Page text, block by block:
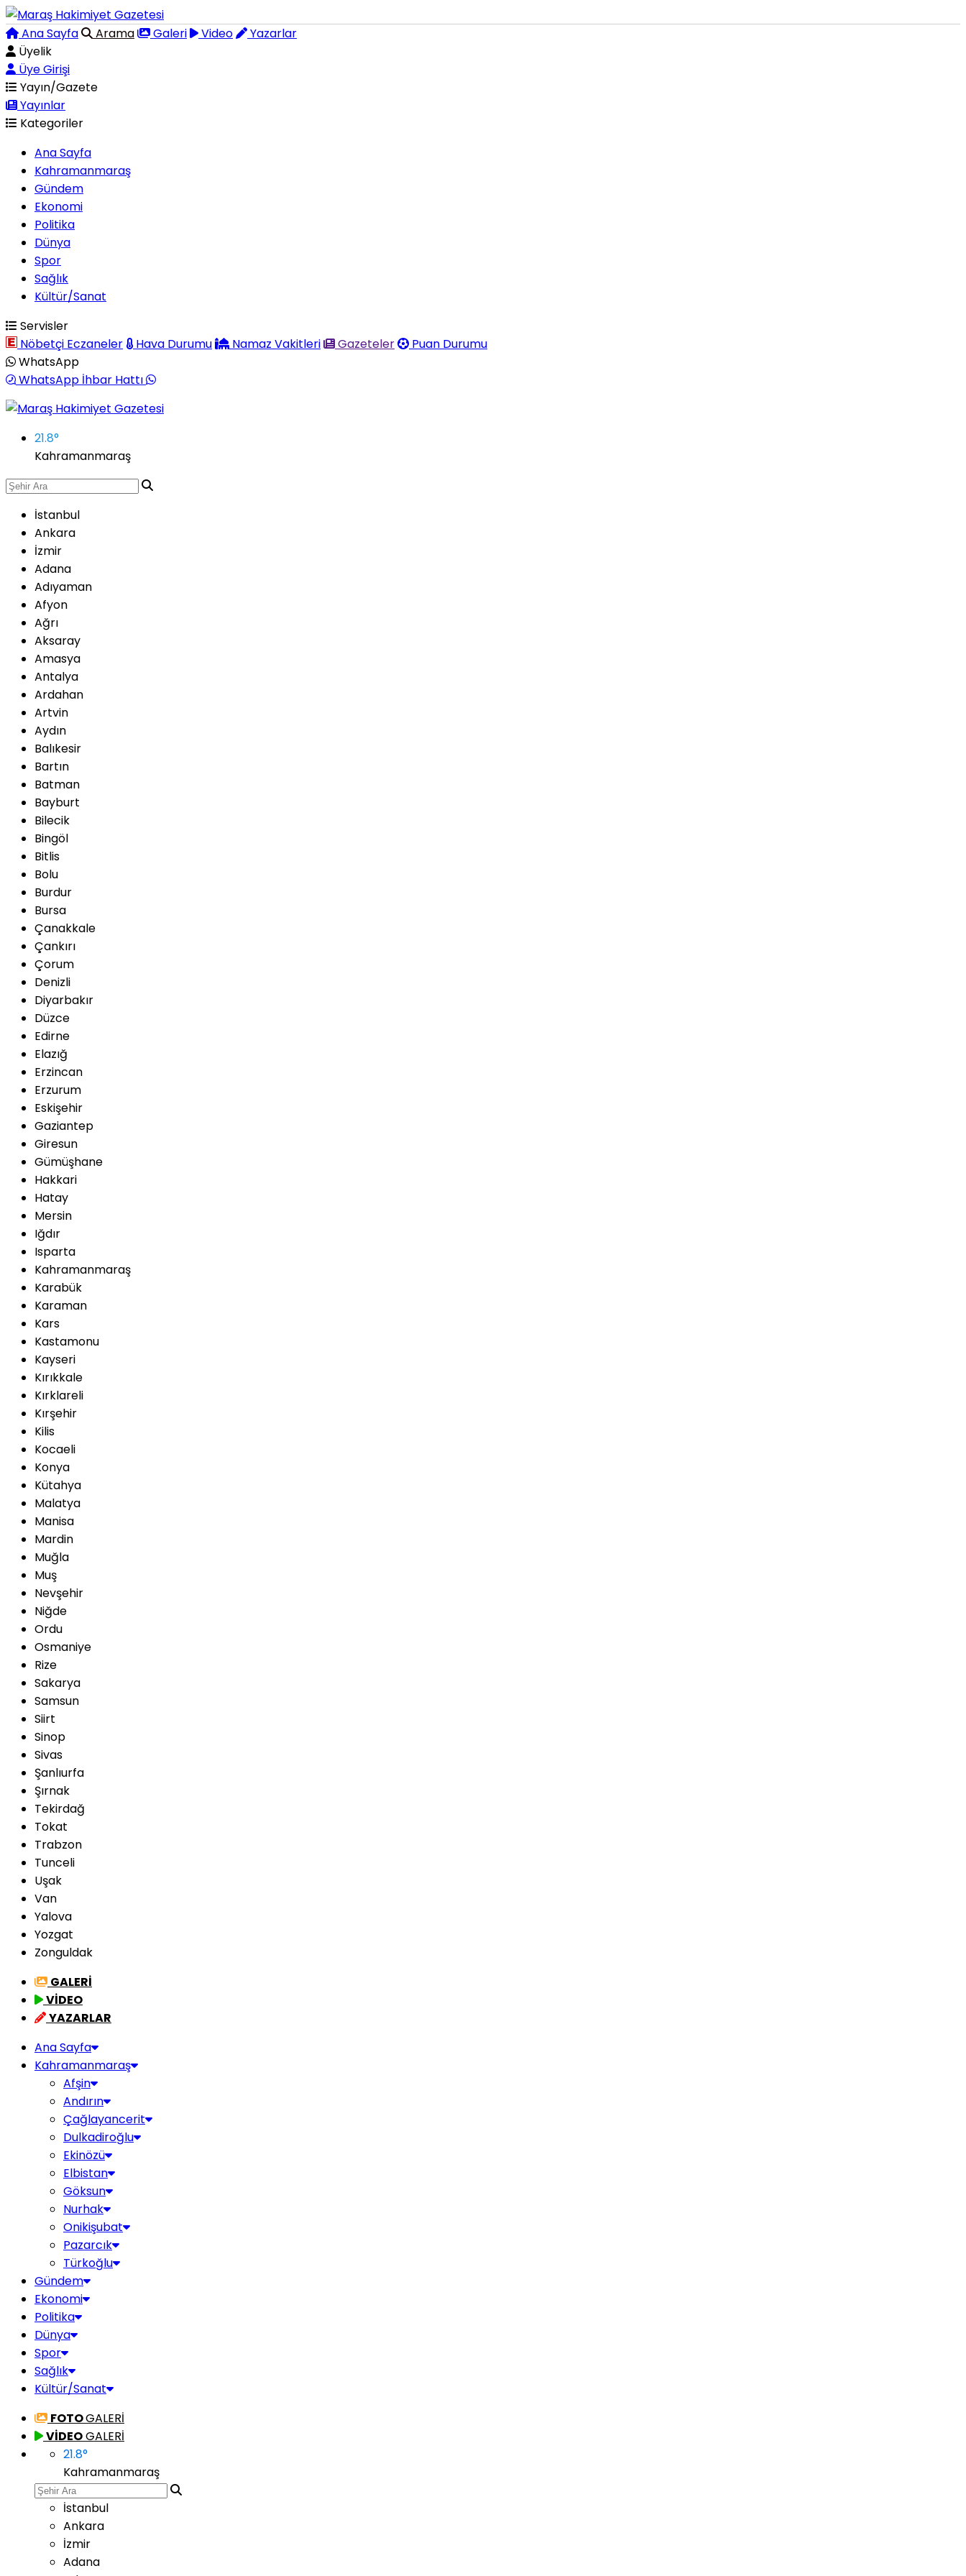
Ana Sayfa Arama Galeri Video
Yazarlar
Üyelik
Üye Girişi
Yayın/Gazete
Yayınlar
Kategoriler
Ana Sayfa
Kahramanmaraş
Gündem
Ekonomi
Politika
Dünya
Spor
Sağlık
Kültür/Sanat
Servisler
Nöbetçi Eczaneler
Hava Durumu Namaz Vakitleri Gazeteler
Puan Durumu
WhatsApp
WhatsApp İhbar Hattı
21.8°
Kahramanmaraş
İstanbul
Ankara
İzmir
Adana
Adıyaman
Afyon
Ağrı
Aksaray
Amasya
Antalya
Ardahan
Artvin
Aydın
Balıkesir
Bartın
Batman
Bayburt
Bilecik
Bingöl
Bitlis
Bolu
Burdur
Bursa
Çanakkale
Çankırı
Çorum
Denizli
Diyarbakır
Düzce
Edirne
Elazığ
Erzincan
Erzurum
Eskişehir
Gaziantep
Giresun
Gümüşhane
Hakkari
Hatay
Mersin
Iğdır
Isparta
Kahramanmaraş
Karabük
Karaman
Kars
Kastamonu
Kayseri
Kırıkkale
Kırklareli
Kırşehir
Kilis
Kocaeli
Konya
Kütahya
Malatya
Manisa
Mardin
Muğla
Muş
Nevşehir
Niğde
Ordu
Osmaniye
Rize
Sakarya
Samsun
Siirt
Sinop
Sivas
Şanlıurfa
Şırnak
Tekirdağ
Tokat
Trabzon
Tunceli
Uşak
Van
Yalova
Yozgat
Zonguldak
GALERİ
VİDEO
YAZARLAR
Ana Sayfa
Kahramanmaraş
Afşin
Andırın
Çağlayancerit
Dulkadiroğlu
Ekinözü
Elbistan
Göksun
Nurhak
Onikişubat
Pazarcık
Türkoğlu
Gündem
Ekonomi
Politika
Dünya
Spor
Sağlık
Kültür/Sanat
FOTOGALERİ
VİDEOGALERİ
21.8°
Kahramanmaraş
İstanbul
Ankara
İzmir
Adana